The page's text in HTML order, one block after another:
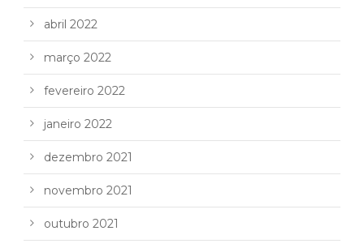
abril 2022
março 2022
fevereiro 2022
janeiro 2022
dezembro 2021
novembro 2021
outubro 2021